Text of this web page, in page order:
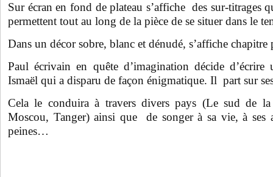
Sur écran en fond de plateau s’affiche des sur-titrages
permettent tout au long de la pièce de se situer dans le
Dans un décor sobre, blanc et dénudé, s’affiche chapitre
Paul écrivain en quête d’imagination décide
Ismaël qui a disparu de façon énigmatique. Il part sur
Cela le conduira à travers divers pays (Le sud de la
Moscou, Tanger) ainsi que de songer à sa vie, à ses
peines…